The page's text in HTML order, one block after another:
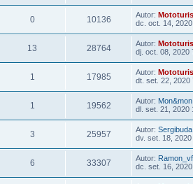
0 10136 Autor:
dc. oct. 14,
13 28764 Autor:
dj. oct. 08, 2020
1 17985 Autor:
dt. set. 22, 2020
1 19562 Autor: Mon&mon
dl. set. 21, 2020
3 25957 Autor: Sergibuda
dv. set. 18,
6 33307 Autor:
dc. set. 16,